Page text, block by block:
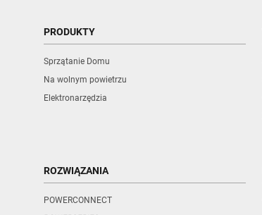
PRODUKTY
Sprzątanie Domu
Na wolnym powietrzu
Elektronarzędzia
ROZWIĄZANIA
POWERCONNECT